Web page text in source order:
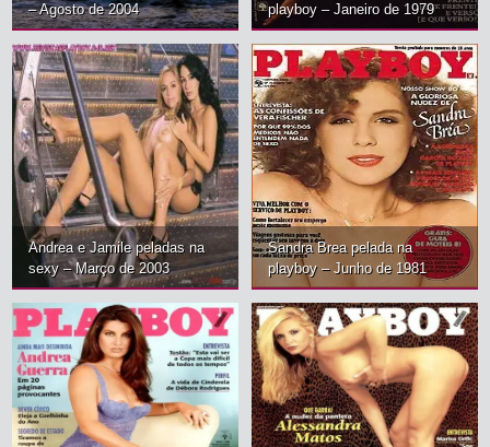
– Agosto de 2004
playboy – Janeiro de 1979
Andrea e Jamile peladas na
sexy – Março de 2003
Sandra Brea pelada na
playboy – Junho de 1981